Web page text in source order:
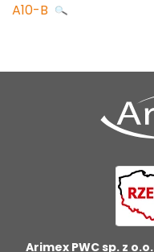
A10-B
Arimex PWC sp. z o.o.